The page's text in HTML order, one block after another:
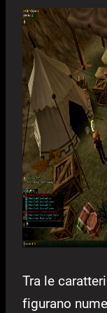
Tra le
figurano